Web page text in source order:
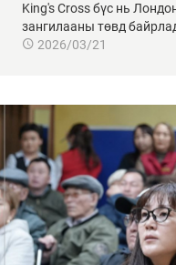
King's Cross бүс нь
зангилааны төвд
2026/03/21